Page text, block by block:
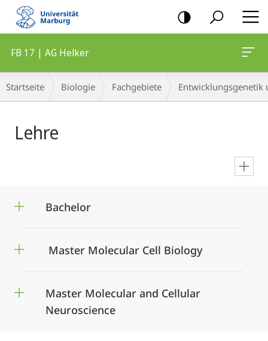
Mobile-
Navigation
FB 17 | AG Helker
Breadcrumb-
Navigation
Startseite Biologie Fachgebiete Entwicklungsgenetik
Lehre
Bachelor
Master Molecular Cell Biology
Master Molecular and Cellular
Neuroscience